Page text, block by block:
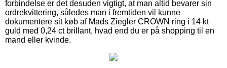
forbindelse er det desuden vigtigt, at man altid bevarer sin
ordrekvittering, således man i fremtiden vil kunne
dokumentere sit køb af Mads Ziegler CROWN ring i 14 kt
guld med 0,24 ct brillant, hvad end du er på shopping til en
mand eller kvinde.